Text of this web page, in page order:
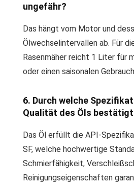
ungefähr?
Das hängt vom Motor und
Ölwechselintervallen ab. Für
Rasenmäher reicht 1 Liter für
oder einen saisonalen
6. Durch welche
Qualität des Öls
Das Öl erfüllt die API-
SF, welche hochwertige
Schmierfähigkeit,
Reinigungseigenschaften